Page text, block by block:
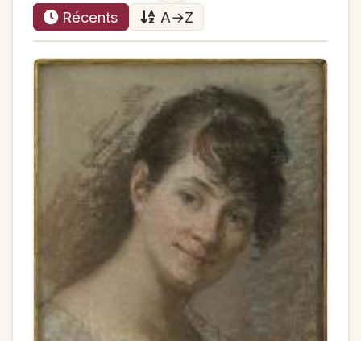
Il est enterré au Père-Lachaise avec Mlle
Mayer.
Récents A→Z